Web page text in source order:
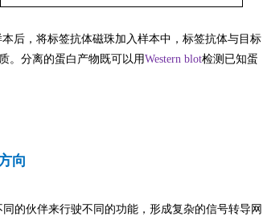
后，将标签抗体磁珠加入样本中，标签抗体与目标
。 分离的蛋白产物 既可以用Western blot检测已知蛋
向
的伙伴来行驶不同的功能，形成复杂的信号转导网